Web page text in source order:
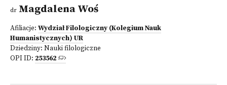
dr Magdalena Woś
Afiliacje: Wydział Filologiczny (Kolegium Nauk
Humanistycznych) UR
Dziedziny: Nauki filologiczne
OPI ID: 253562